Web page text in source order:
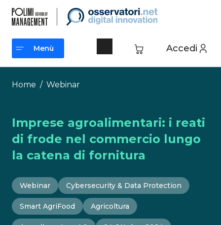
contenuto
Accedi
Menù
Menù
Home / Webinar
Imprese agroalimentari: i reati
di frode nel commercio lungo
la catena di fornitura
Webinar Cybersecurity & Data Protection
Smart AgriFood Agricoltura